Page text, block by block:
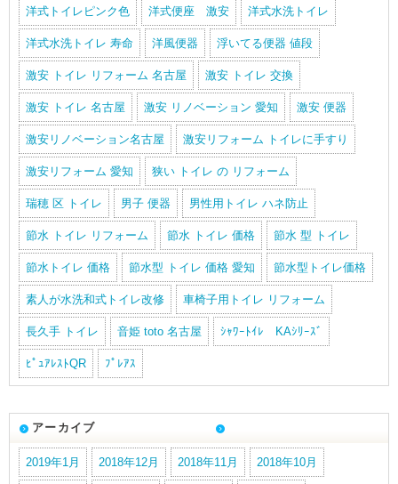
洋式トイレピンク色 洋式便座 激安 洋式水洗トイレ
洋式水洗トイレ 寿命 洋風便器 浮いてる便器 値段
激安 トイレ リフォーム 名古屋 激安 トイレ 交換
激安 トイレ 名古屋 激安 リノベーション 愛知 激安 便器
激安リノベーション名古屋 激安リフォーム トイレに手すり
激安リフォーム 愛知 狭い トイレ の リフォーム
瑞穂 区 トイレ 男子 便器 男性用トイレ ハネ防止
節水 トイレ リフォーム 節水 トイレ 価格 節水 型 トイレ
節水トイレ 価格 節水型 トイレ 価格 愛知 節水型トイレ価格
素人が水洗和式トイレ改修 車椅子用トイレ リフォーム
長久手 トイレ 音姫 toto 名古屋 ｼｬﾜｰﾄｲﾚ KAｼﾘｰｽﾞ
ﾋﾟｭｱﾚｽﾄQR ﾌﾟﾚｱｽ
アーカイブ
2019年1月 2018年12月 2018年11月 2018年10月